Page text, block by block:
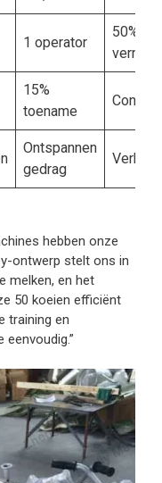
1 operator
50%
15%
toename
Ontspannen
gedrag
hebben onze
ontwerp stelt ons in
melken, en het
50 koeien efficiënt
training en